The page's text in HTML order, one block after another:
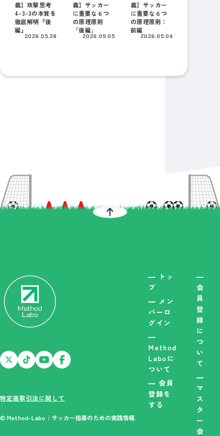
義】攻撃思考
4-3-3の本質を
徹底解明『後
編』
2026.05.28
義】サッカー
に重要な６つ
の原理原則
「後編」
2026.05.05
義】サッカー
に重要な６つ
の原理原則：
前編
2026.05.04
特定商取引法に関して
© Method-Labo｜サッカー指導のための実践情報.
トッ
プ
メン
バーロ
グイン
Method
Laboに
ついて
会員
登録を
する
会
員
登
録
に
つ
い
て
マ
ス
タ
ー
会